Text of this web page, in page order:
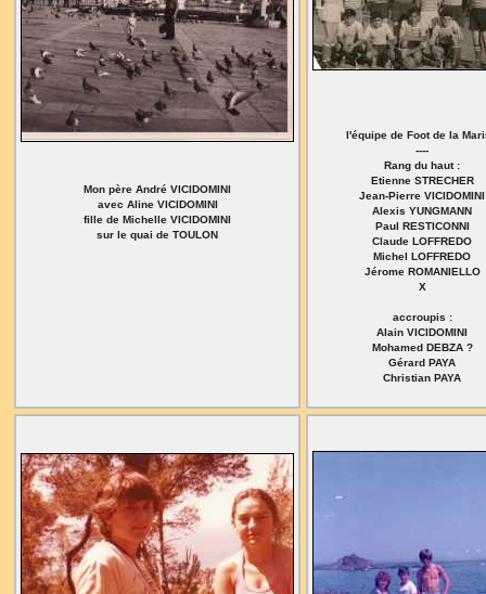
Mon père André VICIDOMINI
avec Aline VICIDOMINI
fille de Michelle VICIDOMINI
sur le quai de TOULON
l'équipe de Foot de la
----
Rang du haut :
Etienne STRECHER
Jean-Pierre VICIDOMINI
Alexis YUNGMANN
Paul RESTICONNI
Claude LOFFREDO
Michel LOFFREDO
Jérome ROMANIELLO
X
accroupis :
Alain VICIDOMINI
Mohamed DEBZA ?
Gérard PAYA
Christian PAYA